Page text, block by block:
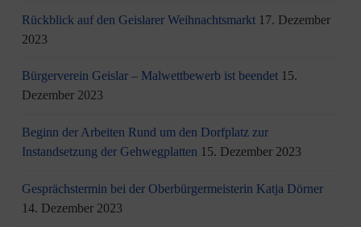
Rückblick auf den Geislarer Weihnachtsmarkt 17. Dezember
2023
Bürgerverein Geislar – Malwettbewerb ist beendet 15.
Dezember 2023
Beginn der Arbeiten Rund um den Dorfplatz zur
Instandsetzung der Gehwegplatten 15. Dezember 2023
Gesprächstermin bei der Oberbürgermeisterin Katja Dörner
14. Dezember 2023